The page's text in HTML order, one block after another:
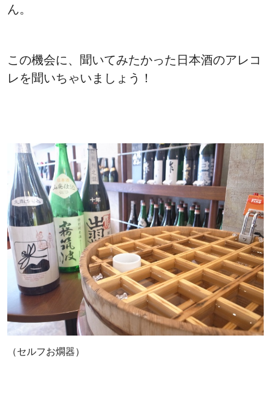
ん。
この機会に、聞いてみたかった日本酒のアレコ
レを聞いちゃいましょう！
（セルフお燗器）